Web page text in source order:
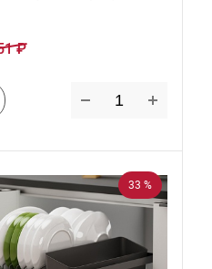
₽
33 %